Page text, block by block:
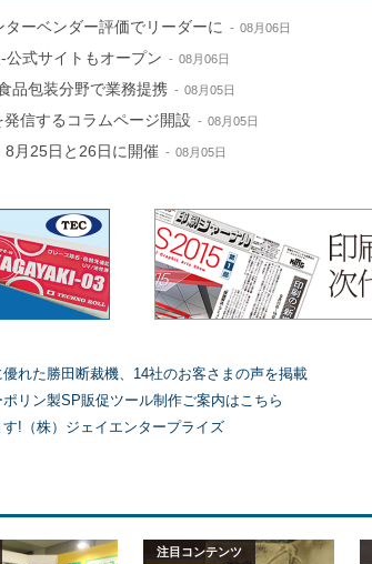
ーベンダー評価でリーダーに 08月06日
式サイトもオープン 08月06日
品包装分野で業務提携 08月05日
信するコラムページ開設 08月05日
月25日と26日に開催 08月05日
れた勝田断裁機、14社のお客さまの声を掲載
リン製SP販促ツール制作ご案内はこちら
!（株）ジェイエンタープライズ
注目コンテンツ